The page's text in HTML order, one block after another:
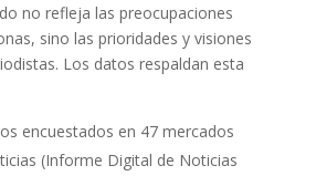
no refleja las preocupaciones
sino las prioridades y visiones
Los datos respaldan esta
encuestados en 47 mercados
(Informe Digital de Noticias